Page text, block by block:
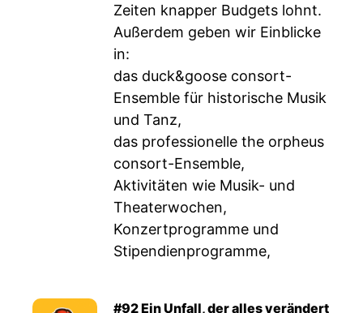
Zeiten knapper Budgets lohnt.
Außerdem geben wir Einblicke
in:
das duck&goose consort-
Ensemble für historische Musik
und Tanz,
das professionelle the orpheus
consort-Ensemble,
Aktivitäten wie Musik- und
Theaterwochen,
Konzertprogramme und
Stipendienprogramme,
#92 Ein Unfall, der alles verändert